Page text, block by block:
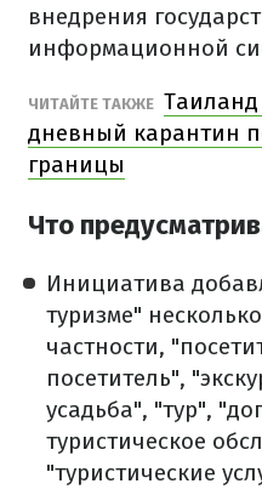
внедрения
информационной
ЧИТАЙТЕ ТАКЖЕ Таиланд
дневный карантин
границы
Что
Инициатива
туризме"
частности,
посетитель",
усадьба", "тур",
туристическое
"туристические